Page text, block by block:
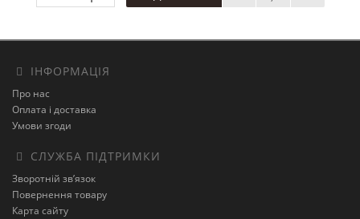
ІНФОРМАЦІЯ
Про нас
Оплата і доставка
Умови згоди
СЛУЖБА ПІДТРИМКИ
Зворотній зв’язок
Повернення товару
Карта сайту